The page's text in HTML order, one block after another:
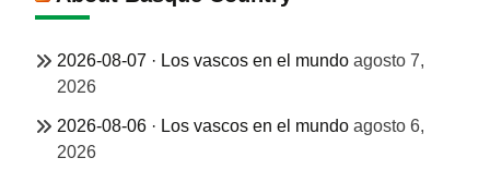
2026-08-07 · Los vascos en el mundo agosto 7,
2026
2026-08-06 · Los vascos en el mundo agosto 6,
2026